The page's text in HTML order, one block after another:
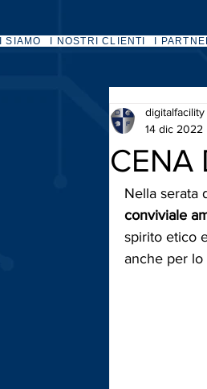
SIAMO I NOSTRI CLIENTI I
CENA
digitalfacility
14 dic 2022
Nella serata
conviviale
spirito etico
anche per lo